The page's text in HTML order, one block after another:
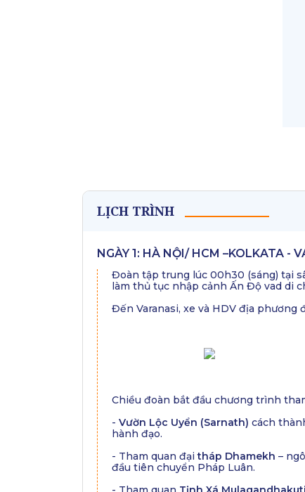
LỊCH TRÌNH
NGÀY 1: HÀ NỘI/ HCM –KOLKATA -
Đoàn tập trung lúc 00h30 (sáng) tại
làm thủ tục nhập cảnh Ấn Độ vad di
Đến Varanasi, xe và HDV địa phương
Chiều đoàn bắt đầu chương trình
- Vườn Lộc Uyển (Sarnath) cách
hành đạo.
- Tham quan đạitháp Dhamekh –
đầu tiên chuyển Pháp Luân.